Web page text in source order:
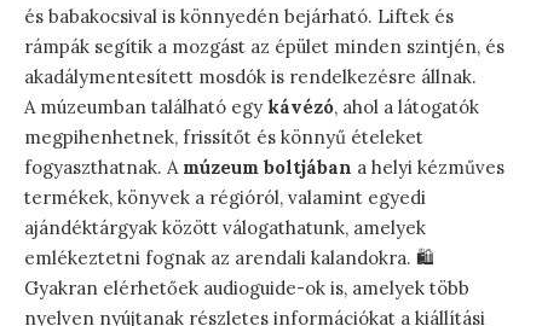
és babakocsival is könnyedén bejárható. Liftek és
rámpák segítik a mozgást az épület minden szintjén, és
akadálymentesített mosdók is rendelkezésre állnak.
A múzeumban található egy kávézó, ahol a látogatók
megpihenhetnek, frissítőt és könnyű ételeket
fogyaszthatnak. A múzeum boltjában a helyi kézműves
termékek, könyvek a régióról, valamint egyedi
ajándéktárgyak között válogathatunk, amelyek
emlékeztetni fognak az arendali kalandokra. 🛍️
Gyakran elérhetőek audioguide-ok is, amelyek több
nyelven nyújtanak részletes információkat a kiállítási